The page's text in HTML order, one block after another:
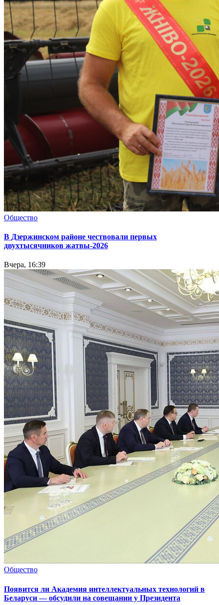
Общество
В Дзержинском районе чествовали первых
двухтысячников жатвы-2026
Вчера, 16:39
Общество
Появится ли Академия интеллектуальных технологий в
Беларуси — обсудили на совещании у Президента